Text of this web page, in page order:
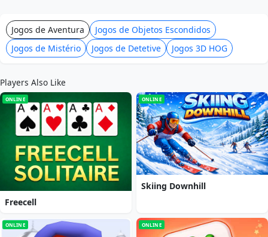
Jogos de Aventura
Jogos de Objetos Escondidos
Jogos de Mistério
Jogos de Detetive Jogos 3D HOG
Players Also Like
ONLINE
Freecell
ONLINE
Skiing Downhill
ONLINE ONLINE